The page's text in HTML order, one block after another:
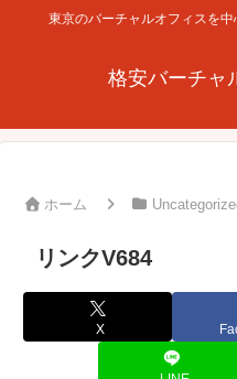
東京のバーチャルオフィスを中
格安バーチャ
ホーム
リンクV684
X